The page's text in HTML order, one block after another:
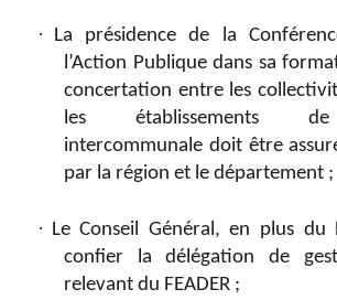
·
La présidence de la
l’Action Publique dans sa
concertation entre les
les établissements
intercommunale doit être
par la région et le département ;
· Le Conseil Général, en plus du
confier la délégation de
relevant du FEADER ;